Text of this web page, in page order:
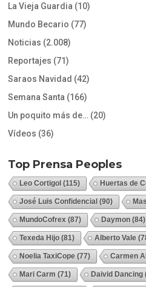
La Vieja Guardia (10)
Mundo Becario (77)
Noticias (2.008)
Reportajes (71)
Saraos Navidad (42)
Semana Santa (166)
Un poquito más de… (20)
Vídeos (36)
Top Prensa Peoples
Leo Cortigol (115) Huertas de
José Luis Confidencial (90)
MundoCofrex (87) Daymon (84)
Texeda Hijo (81) Alberto Vale
Noelia TaxiCope (77) Carmen
Mari Carm (71) Daivid Dancing